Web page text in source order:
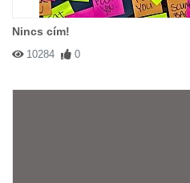
Nincs cím!
10284 0